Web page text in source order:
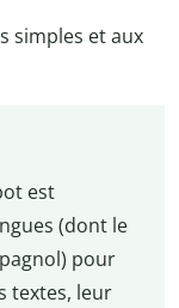
simples et aux
est
(dont le
pour
textes, leur